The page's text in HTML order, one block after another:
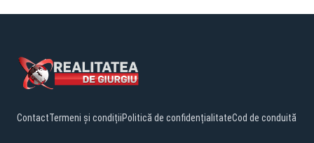
ContactTermeni și condițiiPolitică de confidențialitateCod de conduită